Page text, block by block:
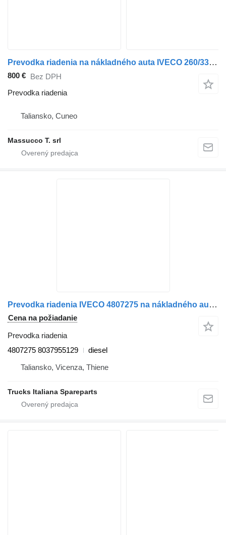
Prevodka riadenia na nákladného auta IVECO 260/330 F 35
800 € Bez DPH
Prevodka riadenia
Taliansko, Cuneo
Massucco T. srl
Prevodka riadenia IVECO 4807275 na nákladného auta IVECO Gamma Zeta
Cena na požiadanie
Prevodka riadenia
4807275 8037955129
diesel
Taliansko, Vicenza, Thiene
Trucks Italiana Spareparts